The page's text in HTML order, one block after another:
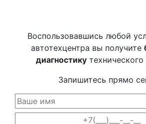
Воспользовавшись любой
автотехцентра вы получите
диагностикутехнического
Запишитесь прямо